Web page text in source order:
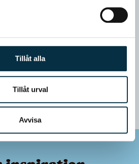
Tillåt alla
Tillåt urval
Avvisa